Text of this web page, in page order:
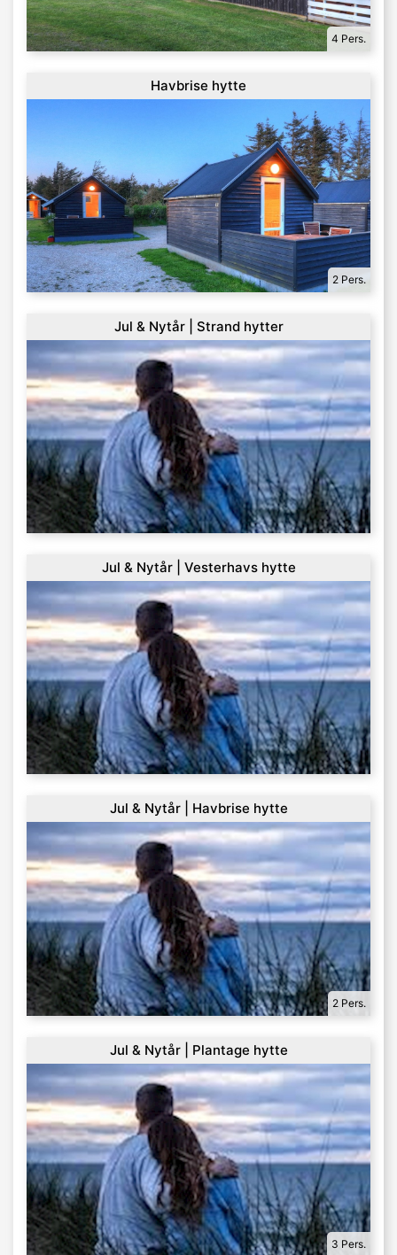
4 Pers.
Havbrise hytte
2 Pers.
Jul & Nytår | Strand hytter
Jul & Nytår | Vesterhavs hytte
Jul & Nytår | Havbrise hytte
2 Pers.
Jul & Nytår | Plantage hytte
3 Pers.